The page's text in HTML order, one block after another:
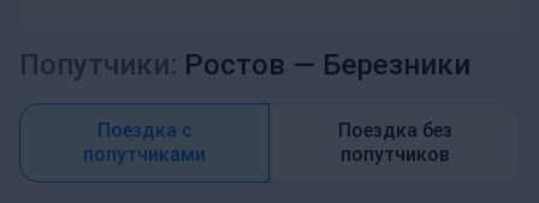
Попутчики: Ростов — Березники
Поездка с
попутчиками
Поездка без
попутчиков